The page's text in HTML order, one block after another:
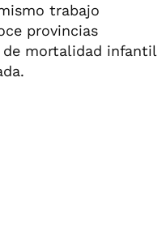
trabajo
provincias
de mortalidad infantil